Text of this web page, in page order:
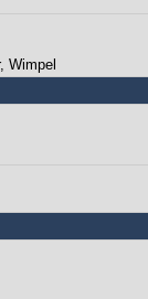
Wimpel